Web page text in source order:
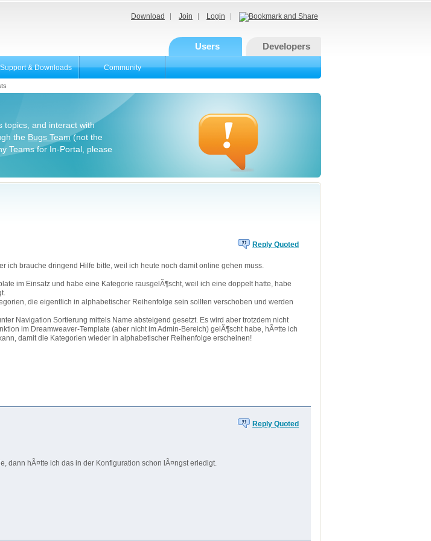
Download Join Login
Users Developers
Support & Downloads Community
topics, and interact with
the Bugs Team(not the
Teams for In-Portal, please
Reply Quoted
ich brauche dringend Hilfe bitte, weil ich heute noch damit online gehen muss.
im Einsatz und habe eine Kategorie rausgelÃ¶scht, weil ich eine doppelt hatte, habe
die eigentlich in alphabetischer Reihenfolge sein sollten verschoben und werden
Navigation Sortierung mittels Name absteigend gesetzt. Es wird aber trotzdem nicht
im Dreamweaver-Template (aber nicht im Admin-Bereich) gelÃ¶scht habe, hÃ¤tte ich
damit die Kategorien wieder in alphabetischer Reihenfolge erscheinen!
Reply Quoted
dann hÃ¤tte ich das in der Konfiguration schon lÃ¤ngst erledigt.